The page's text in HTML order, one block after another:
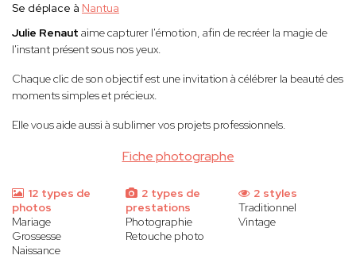
Fiche photographe
Se déplace à Nantua
Julie Renaut aime capturer l'émotion, afin de recréer la magie de
l'instant présent sous nos yeux.
Chaque clic de son objectif est une invitation à célébrer la beauté des
moments simples et précieux.
Elle vous aide aussi à sublimer vos projets professionnels.
12 types de
photos
Mariage
Grossesse
Naissance
2 types de
prestations
Photographie
Retouche photo
2 styles
Traditionnel
Vintage